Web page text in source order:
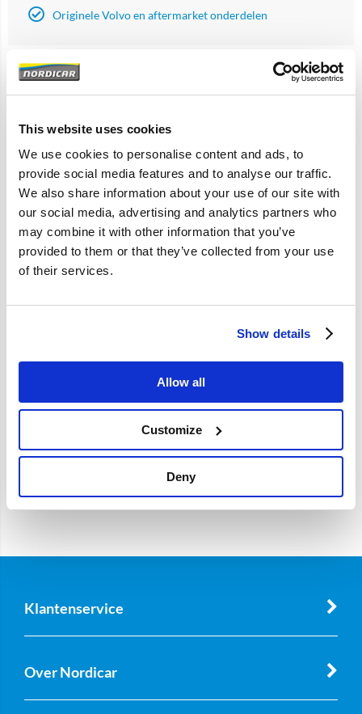
This website uses cookies
We use cookies to personalise content and ads, to
provide social media features and to analyse our traffic.
We also share information about your use of our site with
our social media, advertising and analytics partners who
may combine it with other information that you’ve
provided to them or that they’ve collected from your use
of their services.
Show details
Allow all
Customize
Deny
Originele Volvo en aftermarket onderdelen
Artikelomschrijving
240 260 740 760 940 960
Specificaties
Merk Vantage
Klantenservice
Over Nordicar